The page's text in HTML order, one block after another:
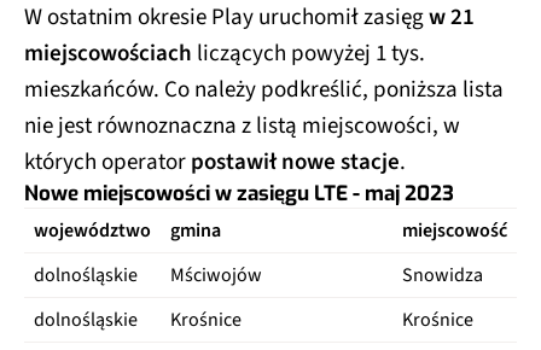
W ostatnim okresie Play uruchomił zasięgw 21
miejscowościach liczących powyżej 1 tys.
mieszkańców. Co należy podkreślić, poniższa lista
nie jest równoznaczna z listą miejscowości, w
których operatorpostawił nowe stacje.
Nowe miejscowości w zasięgu LTE - maj 2023
województwo gmina
miejscowość
dolnośląskie
Mściwojów
Snowidza
dolnośląskie
Krośnice
Krośnice